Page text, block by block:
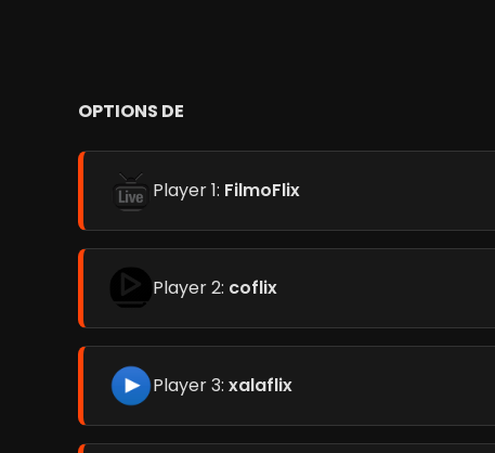
OPTIONS DE
Player 1: FilmoFlix
Player 2: coflix
Player 3: xalaflix